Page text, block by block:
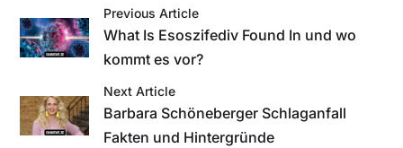
Previous Article
What Is Esoszifediv Found In und wo
kommt es vor?
Next Article
Barbara Schöneberger Schlaganfall
Fakten und Hintergründe